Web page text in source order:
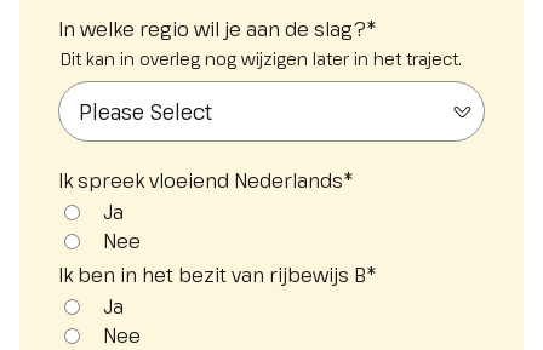
In welke regio wil je aan de slag?*
Dit kan in overleg nog wijzigen later in het traject.
Ik spreek vloeiend Nederlands*
Ja
Nee
Ik ben in het bezit van rijbewijs B*
Ja
Nee